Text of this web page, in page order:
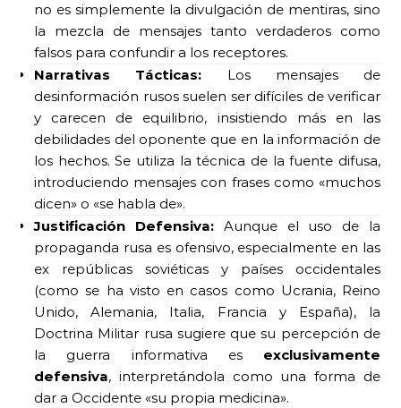
no es simplemente la divulgación de mentiras, sino
la mezcla de mensajes tanto verdaderos como
falsos para confundir a los receptores.
Narrativas Tácticas: Los mensajes de
desinformación rusos suelen ser difíciles de verificar
y carecen de equilibrio, insistiendo más en las
debilidades del oponente que en la información de
los hechos. Se utiliza la técnica de la fuente difusa,
introduciendo mensajes con frases como «muchos
dicen» o «se habla de».
Justificación Defensiva:Aunque el uso de la
propaganda rusa es ofensivo, especialmente en las
ex repúblicas soviéticas y países occidentales
(como se ha visto en casos como Ucrania, Reino
Unido, Alemania, Italia, Francia y España), la
Doctrina Militar rusa sugiere que su percepción de
la guerra informativa es exclusivamente
defensiva, interpretándola como una forma de
dar a Occidente «su propia medicina».